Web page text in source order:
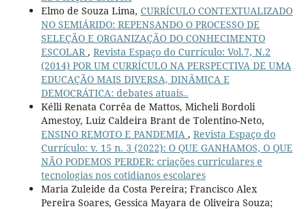
Elmo de Souza Lima, CURRÍCULO CONTEXTUALIZADO
NO SEMIÁRIDO: REPENSANDO O PROCESSO DE
SELEÇÃO E ORGANIZAÇÃO DO CONHECIMENTO
ESCOLAR, Revista Espaço do Currículo: Vol.7, N.2
(2014) POR UM CURRÍCULO NA PERSPECTIVA DE UMA
EDUCAÇÃO MAIS DIVERSA, DINÂMICA E
DEMOCRÁTICA: debates atuais..
Kélli Renata Corrêa de Mattos, Micheli Bordoli
Amestoy, Luiz Caldeira Brant de Tolentino-Neto,
ENSINO REMOTO E PANDEMIA , Revista Espaço do
Currículo: v. 15 n. 3 (2022): O QUE GANHAMOS, O QUE
NÃO PODEMOS PERDER: criações curriculares e
tecnologias nos cotidianos escolares
Maria Zuleide da Costa Pereira; Francisco Alex
Pereira Soares, Gessica Mayara de Oliveira Souza;